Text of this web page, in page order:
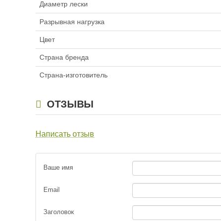
Диаметр лески
Разрывная нагрузка
Цвет
Страна бренда
Страна-изготовитель
ОТЗЫВЫ
Написать отзыв
Ваше имя
Email
Заголовок